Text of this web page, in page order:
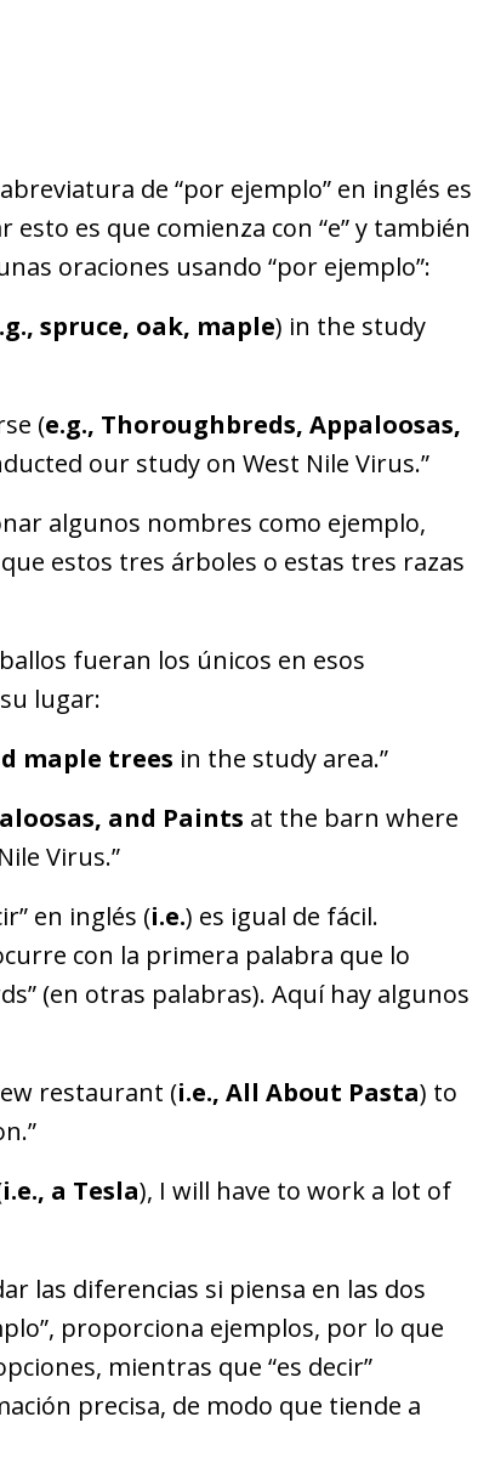
de “por ejemplo” en inglés es
es que comienza con “e” y también
oraciones usando “por ejemplo”:
spruce, oak, maple) in the study
(e.g., Thoroughbreds, Appaloosas,
our study on West Nile Virus.”
algunos nombres como ejemplo,
estos tres árboles o estas tres razas
fueran los únicos en esos
lugar:
maple trees in the study area.”
and Paints at the barn where
Virus.”
en inglés (i.e.) es igual de fácil.
con la primera palabra que lo
(en otras palabras). Aquí hay algunos
restaurant (i.e., All About Pasta) to
i.e., a Tesla), I will have to work a lot of
las diferencias si piensa en las dos
proporciona ejemplos, por lo que
mientras que “es decir”
precisa, de modo que tiende a